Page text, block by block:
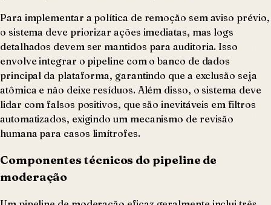
Para implementar a política de remoção sem aviso prévio,
o sistema deve priorizar ações imediatas, mas logs
detalhados devem ser mantidos para auditoria. Isso
envolve integrar o pipeline com o banco de dados
principal da plataforma, garantindo que a exclusão seja
atômica e não deixe resíduos. Além disso, o sistema deve
lidar com falsos positivos, que são inevitáveis em filtros
automatizados, exigindo um mecanismo de revisão
humana para casos limítrofes.
Componentes técnicos do pipeline de
moderação